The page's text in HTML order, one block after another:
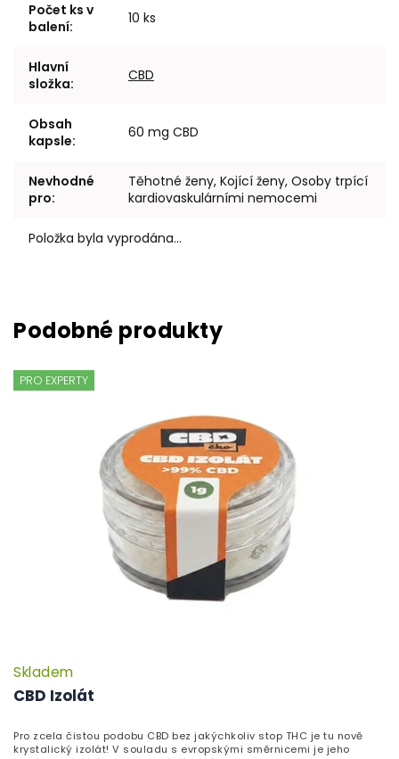
Počet ks v
balení: 10 ks
Hlavní
složka: CBD
Obsah
kapsle: 60 mg CBD
Nevhodné
pro:
Těhotné ženy, Kojící ženy, Osoby trpící
kardiovaskulárními nemocemi
Položka byla vyprodána…
PRO EXPERTY
CBD Izolát
Skladem
Pro zcela čistou podobu CBD bez jakýchkoliv stop THC je tu nově
krystalický izolát! V souladu s evropskými směrnicemi je jeho